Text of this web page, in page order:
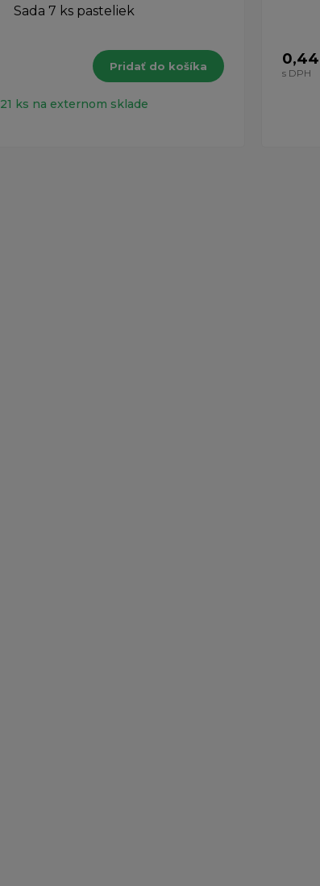
Sada 7 ks pasteliek
Pridať do košíka
21 ks na externom sklade
s DPH